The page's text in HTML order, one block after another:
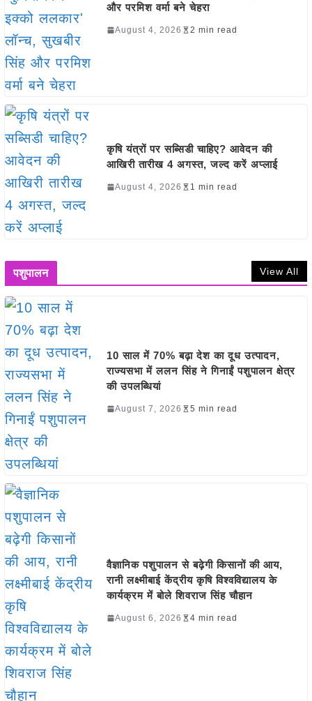
और परमिश वर्मा बने चेहरा
August 4, 2026 2 min read
कृषि यंत्रों पर सब्सिडी चाहिए? आवेदन की
आखिरी तारीख 4 अगस्त, जल्द करें अप्लाई
August 4, 2026 1 min read
पशुपालन View All
10 साल में 70% बढ़ा देश का दूध उत्पादन,
राज्यसभा में ललन सिंह ने गिनाईं पशुपालन क्षेत्र
की उपलब्धियां
August 7, 2026 5 min read
वैज्ञानिक पशुपालन से बढ़ेगी किसानों की आय,
रानी लक्ष्मीबाई केंद्रीय कृषि विश्वविद्यालय के
कार्यक्रम में बोले शिवराज सिंह चौहान
August 6, 2026 4 min read